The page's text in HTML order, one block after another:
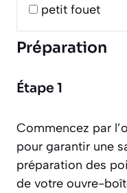
petit fouet
Préparation
Étape 1
Commencez par
pour garantir une
préparation des
de votre ouvre-